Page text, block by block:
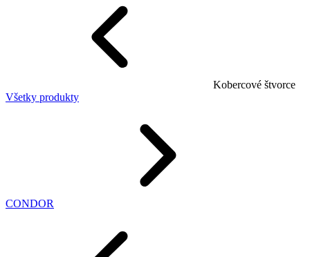
Kobercové štvorce
Všetky produkty
CONDOR